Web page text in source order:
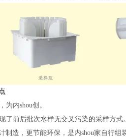
内shou创。
了前后批次水样无交叉污染的采样方式。
制造，更节能环保，是内shou家自行组